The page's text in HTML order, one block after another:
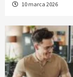
10 marca 2026